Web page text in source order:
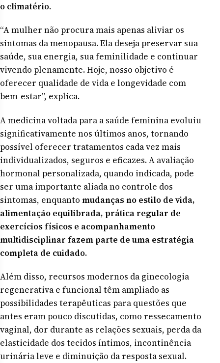
o climatério.
“A mulher não procura mais apenas aliviar os
sintomas da menopausa. Ela deseja preservar sua
saúde, sua energia, sua feminilidade e continuar
vivendo plenamente. Hoje, nosso objetivo é
oferecer qualidade de vida e longevidade com
bem-estar”, explica.
A medicina voltada para a saúde feminina evoluiu
significativamente nos últimos anos, tornando
possível oferecer tratamentos cada vez mais
individualizados, seguros e eficazes. A avaliação
hormonal personalizada, quando indicada, pode
ser uma importante aliada no controle dos
sintomas, enquanto mudanças no estilo de vida,
alimentação equilibrada, prática regular de
exercícios físicos e acompanhamento
multidisciplinar fazem parte de uma estratégia
completa de cuidado.
Além disso, recursos modernos da ginecologia
regenerativa e funcional têm ampliado as
possibilidades terapêuticas para questões que
antes eram pouco discutidas, como ressecamento
vaginal, dor durante as relações sexuais, perda da
elasticidade dos tecidos íntimos, incontinência
urinária leve e diminuição da resposta sexual.